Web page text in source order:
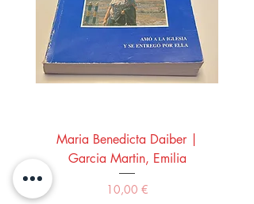
Maria Benedicta Daiber |
Garcia Martin, Emilia
Precio
10,00 €